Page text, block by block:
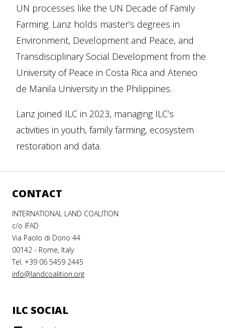
UN processes like the UN Decade of Family
Farming. Lanz holds master’s degrees in
Environment, Development and Peace, and
Transdisciplinary Social Development from the
University of Peace in Costa Rica and Ateneo
de Manila University in the Philippines.
Lanz joined ILC in 2023, managing ILC’s
activities in youth, family farming, ecosystem
restoration and data.
CONTACT
INTERNATIONAL LAND COALITION
c/o IFAD
Via Paolo di Dono 44
00142 - Rome, Italy
Tel. +39 06 5459 2445
info@landcoalition.org
ILC SOCIAL